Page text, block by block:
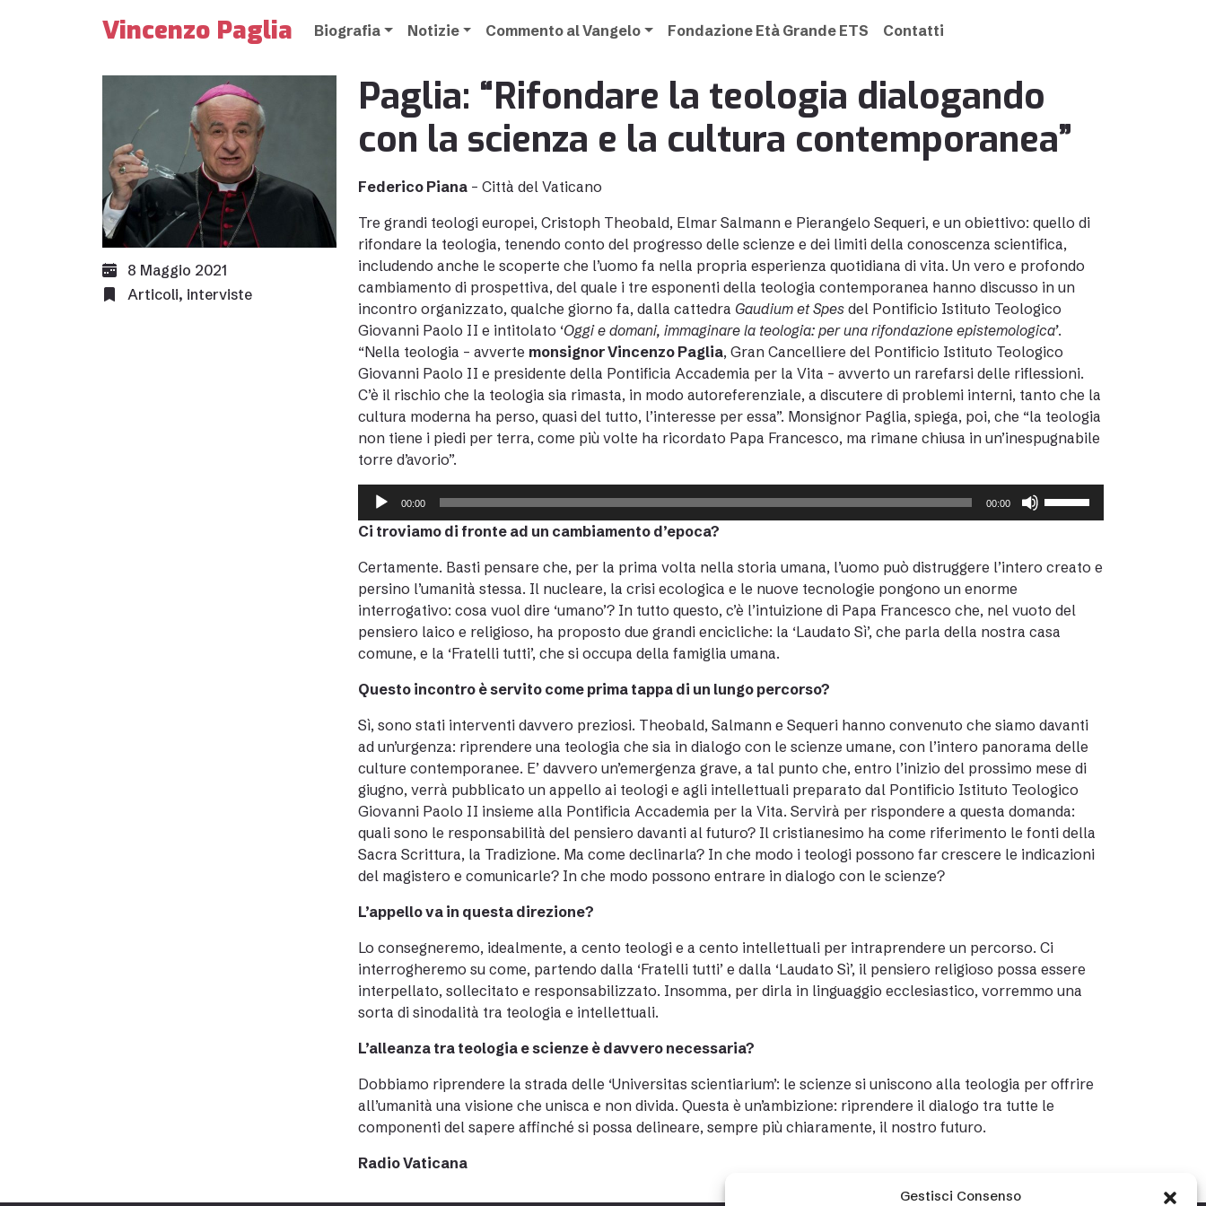
Gestisci Consenso
Vincenzo Paglia Biografia Notizie Commento al Vangelo Fondazione Età Grande ETS Contatti
8 Maggio 2021
Articoli, interviste
Paglia: “Rifondare la teologia dialogando
con la scienza e la cultura contemporanea”
Federico Piana – Città del Vaticano
Tre grandi teologi europei, Cristoph Theobald, Elmar Salmann e Pierangelo Sequeri, e un obiettivo: quello di
rifondare la teologia, tenendo conto del progresso delle scienze e dei limiti della conoscenza scientifica,
includendo anche le scoperte che l’uomo fa nella propria esperienza quotidiana di vita. Un vero e profondo
cambiamento di prospettiva, del quale i tre esponenti della teologia contemporanea hanno discusso in un
incontro organizzato, qualche giorno fa, dalla cattedra Gaudium et Spes del Pontificio Istituto Teologico
Giovanni Paolo II e intitolato ‘Oggi e domani, immaginare la teologia: per una rifondazione epistemologica’.
“Nella teologia – avverte monsignor Vincenzo Paglia, Gran Cancelliere del Pontificio Istituto Teologico
Giovanni Paolo II e presidente della Pontificia Accademia per la Vita – avverto un rarefarsi delle riflessioni.
C’è il rischio che la teologia sia rimasta, in modo autoreferenziale, a discutere di problemi interni, tanto che la
cultura moderna ha perso, quasi del tutto, l’interesse per essa”. Monsignor Paglia, spiega, poi, che “la teologia
non tiene i piedi per terra, come più volte ha ricordato Papa Francesco, ma rimane chiusa in un’inespugnabile
torre d’avorio”.
Audio
Player
00:00 00:00
per
Ci troviamo di fronte ad un cambiamento d’epoca?
Certamente. Basti pensare che, per la prima volta nella storia umana, l’uomo può distruggere l’intero creato e
persino l’umanità stessa. Il nucleare, la crisi ecologica e le nuove tecnologie pongono un enorme
interrogativo: cosa vuol dire ‘umano’? In tutto questo, c’è l’intuizione di Papa Francesco che, nel vuoto del
pensiero laico e religioso, ha proposto due grandi encicliche: la ‘Laudato Sì’, che parla della nostra casa
comune, e la ‘Fratelli tutti’, che si occupa della famiglia umana.
Questo incontro è servito come prima tappa di un lungo percorso?
Sì, sono stati interventi davvero preziosi. Theobald, Salmann e Sequeri hanno convenuto che siamo davanti
ad un’urgenza: riprendere una teologia che sia in dialogo con le scienze umane, con l’intero panorama delle
culture contemporanee. E’ davvero un’emergenza grave, a tal punto che, entro l’inizio del prossimo mese di
giugno, verrà pubblicato un appello ai teologi e agli intellettuali preparato dal Pontificio Istituto Teologico
Giovanni Paolo II insieme alla Pontificia Accademia per la Vita. Servirà per rispondere a questa domanda:
quali sono le responsabilità del pensiero davanti al futuro? Il cristianesimo ha come riferimento le fonti della
Sacra Scrittura, la Tradizione. Ma come declinarla? In che modo i teologi possono far crescere le indicazioni
del magistero e comunicarle? In che modo possono entrare in dialogo con le scienze?
L’appello va in questa direzione?
Lo consegneremo, idealmente, a cento teologi e a cento intellettuali per intraprendere un percorso. Ci
interrogheremo su come, partendo dalla ‘Fratelli tutti’ e dalla ‘Laudato Sì’, il pensiero religioso possa essere
interpellato, sollecitato e responsabilizzato. Insomma, per dirla in linguaggio ecclesiastico, vorremmo una
sorta di sinodalità tra teologia e intellettuali.
L’alleanza tra teologia e scienze è davvero necessaria?
Dobbiamo riprendere la strada delle ‘Universitas scientiarium’: le scienze si uniscono alla teologia per offrire
all’umanità una visione che unisca e non divida. Questa è un’ambizione: riprendere il dialogo tra tutte le
componenti del sapere affinché si possa delineare, sempre più chiaramente, il nostro futuro.
Radio Vaticana